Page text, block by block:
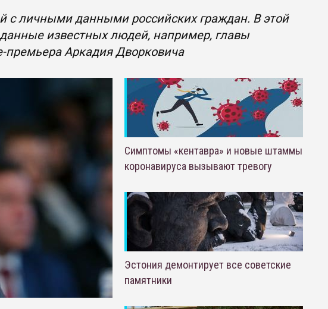
с личными данными российских граждан. В этой
известных людей, например, главы
премьера Аркадия Дворковича
Симптомы «кентавра» и новые штаммы
коронавируса вызывают тревогу
Эстония демонтирует все советские
памятники